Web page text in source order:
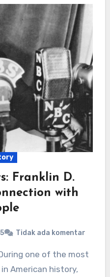
Franklin D.
with
Tidak ada komentar
American history,